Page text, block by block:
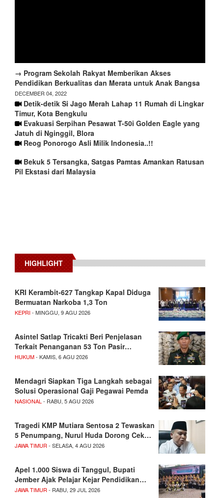
→ Program Sekolah Rakyat Memberikan Akses
Pendidikan Berkualitas dan Merata untuk Anak Bangsa
DECEMBER 04, 2022
Detik-detik Si Jago Merah Lahap 11 Rumah di Lingkar
Timur, Kota Bengkulu
Evakuasi Serpihan Pesawat T-50i Golden Eagle yang
Jatuh di Nginggil, Blora
Reog Ponorogo Asli Milik Indonesia..!!
Bekuk 5 Tersangka, Satgas Pamtas Amankan Ratusan
Pil Ekstasi dari Malaysia
HIGHLIGHT
KRI Kerambit-627 Tangkap Kapal Diduga
Bermuatan Narkoba 1,3 Ton
KEPRI- MINGGU, 9 AGU 2026
Asintel Satlap Tricakti Beri Penjelasan
Terkait Penanganan 53 Ton Pasir…
HUKUM- KAMIS, 6 AGU 2026
Mendagri Siapkan Tiga Langkah sebagai
Solusi Operasional Gaji Pegawai Pemda
NASIONAL - RABU, 5 AGU 2026
Tragedi KMP Mutiara Sentosa 2 Tewaskan
5 Penumpang, Nurul Huda Dorong Cek…
JAWA TIMUR - SELASA, 4 AGU 2026
Apel 1.000 Siswa di Tanggul, Bupati
Jember Ajak Pelajar Kejar Pendidikan…
JAWA TIMUR - RABU, 29 JUL 2026